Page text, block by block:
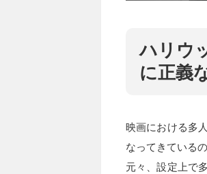
ハリウ
に正義
映画における多
なってきている
元々、設定上で